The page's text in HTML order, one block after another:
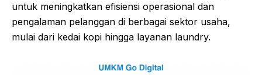
untuk meningkatkan efisiensi operasional dan
pengalaman pelanggan di berbagai sektor usaha,
mulai dari kedai kopi hingga layanan laundry.